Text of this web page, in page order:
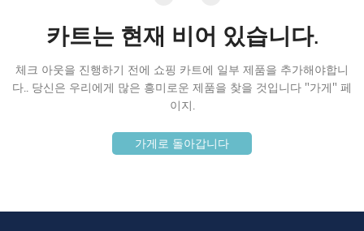
카트는 현재 비어 있습니다.
체크 아웃을 진행하기 전에 쇼핑 카트에 일부 제품을 추가해야합니
다..
당신은 우리에게 많은 흥미로운 제품을 찾을 것입니다 "가게" 페
이지.
가게로 돌아갑니다